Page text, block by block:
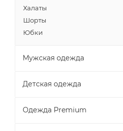
Халаты
Шорты
Юбки
Мужская одежда
Детская одежда
Одежда Premium